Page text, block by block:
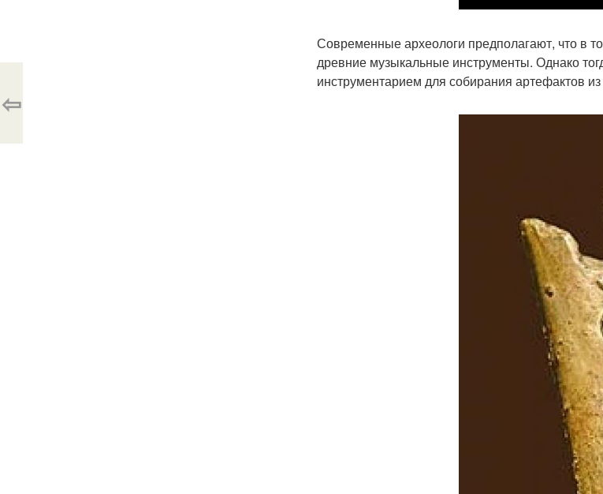
Современные археологи предполагают, что в
древние музыкальные инструменты. Однако
инструментарием для собирания артефактов
⇦